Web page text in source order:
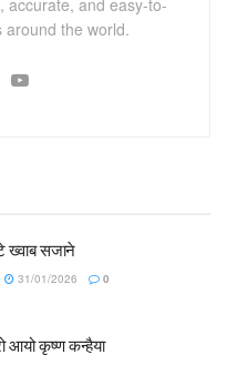
the world.
ख्वाब सजाने
31/01/2026 0
आयो कृष्ण कन्हैया